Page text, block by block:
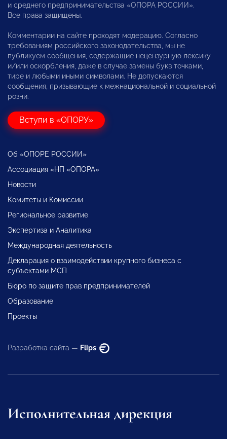
и среднего предпринимательства «ОПОРА РОССИИ».
Все права защищены.
Комментарии на сайте проходят модерацию. Согласно
требованиям российского законодательства, мы не
публикуем сообщения, содержащие нецензурную лексику
и/или оскорбления, даже в случае замены букв точками,
тире и любыми иными символами. Не допускаются
сообщения, призывающие к межнациональной и социальной
розни.
Вступи в «ОПОРУ»
Об «ОПОРЕ РОССИИ»
Ассоциация «НП «ОПОРА»
Новости
Комитеты и Комиссии
Региональное развитие
Экспертиза и Аналитика
Международная деятельность
Декларация о взаимодействии крупного бизнеса с
субъектами МСП
Бюро по защите прав предпринимателей
Образование
Проекты
Разработка сайта — Flips
Исполнительная дирекция